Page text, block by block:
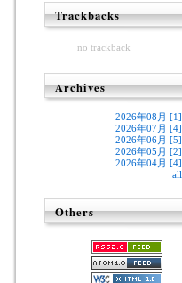
Trackbacks
no trackback
Archives
2026年08月 [1]
2026年07月 [4]
2026年06月 [5]
2026年05月 [2]
2026年04月 [4]
all
Others